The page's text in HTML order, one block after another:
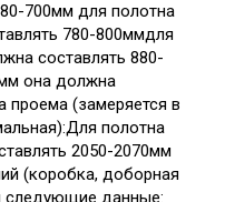
700мм для полотна
780-800ммдля
составлять 880-
она должна
проема (замеряется в
полотна
2050-2070мм
(коробка, доборная
следующие данные: